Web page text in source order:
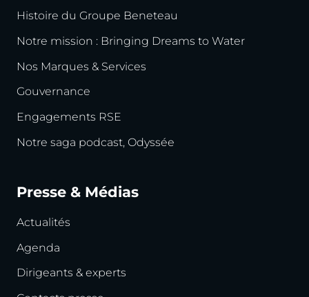
Histoire du Groupe Beneteau
Notre mission : Bringing Dreams to Water
Nos Marques & Services
Gouvernance
Engagements RSE
Notre saga podcast, Odyssée
Presse & Médias
Actualités
Agenda
Dirigeants & experts